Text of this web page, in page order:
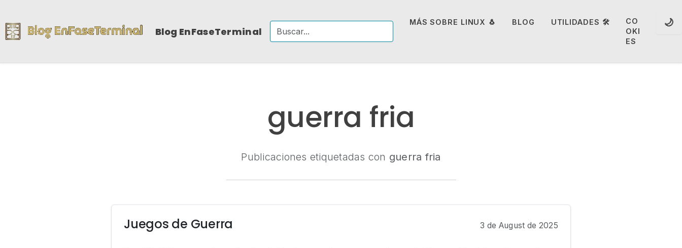
Blog EnFaseTerminal
MÁS SOBRE LINUX 🐧 BLOG UTILIDADES 🛠️
CO
OKI
ES
🌙
guerra fria
Publicaciones etiquetadas con guerra fria
Juegos de Guerra 3 de August de 2025